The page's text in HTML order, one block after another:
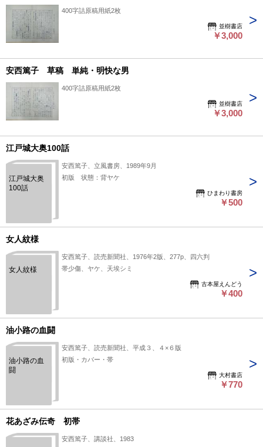
400字詰原稿用紙2枚
並樹書店
￥3,000
安西篤子 草稿 単純・明快な男
400字詰原稿用紙2枚
並樹書店
￥3,000
江戸城大奥100話
江戸城大奥
100話
安西篤子、立風書房、1989年9月
初版 状態：背ヤケ
ひまわり書房
￥500
女人紋様
女人紋様
安西篤子、読売新聞社、1976年2版、277p、四六判
帯少傷、ヤケ、天埃シミ
古本屋えんどう
￥400
油小路の血闘
油小路の血
闘
安西篤子、読売新聞社、平成３、４×６版
初版・カバー・帯
大村書店
￥770
花あざみ伝奇 初帯
安西篤子、講談社、1983